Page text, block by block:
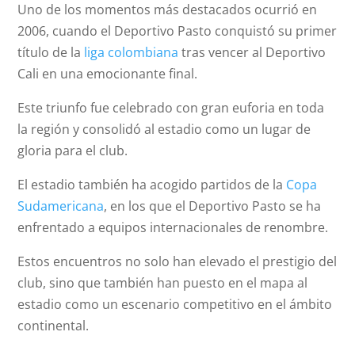
Uno de los momentos más destacados ocurrió en
2006, cuando el Deportivo Pasto conquistó su primer
título de la liga colombiana tras vencer al Deportivo
Cali en una emocionante final.
Este triunfo fue celebrado con gran euforia en toda
la región y consolidó al estadio como un lugar de
gloria para el club.
El estadio también ha acogido partidos de la Copa
Sudamericana, en los que el Deportivo Pasto se ha
enfrentado a equipos internacionales de renombre.
Estos encuentros no solo han elevado el prestigio del
club, sino que también han puesto en el mapa al
estadio como un escenario competitivo en el ámbito
continental.